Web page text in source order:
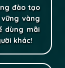
đào tạo
vàng
dùng mãi
khác!